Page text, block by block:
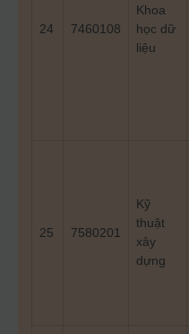
24 7460108
Khoa
học dữ
liệu
25 7580201
Kỹ
thuật
xây
dựng